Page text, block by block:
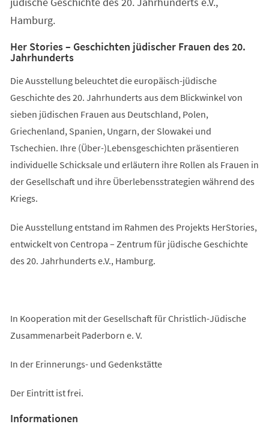
Hamburg.
Her Stories – Geschichten jüdischer Frauen des 20.
Jahrhunderts
Die Ausstellung beleuchtet die europäisch-jüdische
Geschichte des 20. Jahrhunderts aus dem Blickwinkel von
sieben jüdischen Frauen aus Deutschland, Polen,
Griechenland, Spanien, Ungarn, der Slowakei und
Tschechien. Ihre (Über-)Lebensgeschichten präsentieren
individuelle Schicksale und erläutern ihre Rollen als Frauen in
der Gesellschaft und ihre Überlebensstrategien während des
Kriegs.
Die Ausstellung entstand im Rahmen des Projekts HerStories,
entwickelt von Centropa – Zentrum für jüdische Geschichte
des 20. Jahrhunderts e.V., Hamburg.
In Kooperation mit der Gesellschaft für Christlich-Jüdische
Zusammenarbeit Paderborn e. V.
In der Erinnerungs- und Gedenkstätte
Der Eintritt ist frei.
Informationen